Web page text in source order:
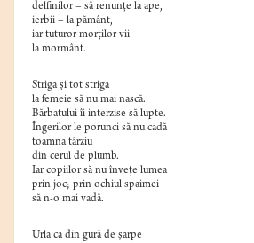
delfinilor – să renunţe la ape,
ierbii – la pământ,
iar tuturor morţilor vii –
la mormânt.
Striga şi tot striga
la femeie să nu mai nască.
Bărbatului îi interzise să lupte.
Îngerilor le porunci să nu cadă
toamna târziu
din cerul de plumb.
Iar copiilor să nu înveţe lumea
prin joc; prin ochiul spaimei
să n-o mai vadă.
Urla ca din gură de şarpe